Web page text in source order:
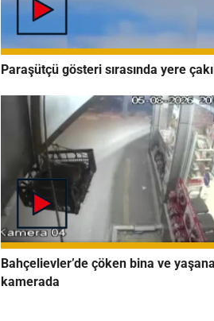
Paraşütçü gösteri sırasında yere
Bahçelievler’de çöken bina ve
kamerada